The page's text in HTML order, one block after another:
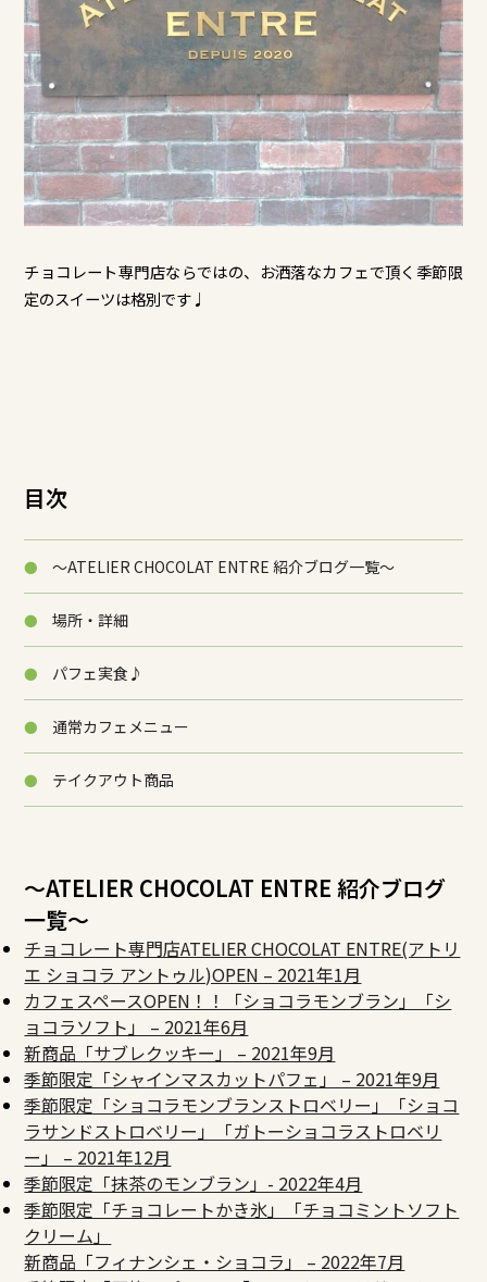
チョコレート専門店ならではの、お洒落なカフェで頂く季節限
定のスイーツは格別です♩
目次
～ATELIER CHOCOLAT ENTRE 紹介ブログ一覧～
場所・詳細
パフェ実食♪
通常カフェメニュー
テイクアウト商品
～ATELIER CHOCOLAT ENTRE 紹介ブログ
一覧～
チョコレート専門店ATELIER CHOCOLAT ENTRE(アトリ
エ ショコラ アントゥル)OPEN – 2021年1月
カフェスペースOPEN！！「ショコラモンブラン」「シ
ョコラソフト」 – 2021年6月
新商品「サブレクッキー」 – 2021年9月
季節限定「シャインマスカットパフェ」 – 2021年9月
季節限定「ショコラモンブランストロベリー」「ショコ
ラサンドストロベリー」「ガトーショコラストロベリ
ー」 – 2021年12月
季節限定「抹茶のモンブラン」- 2022年4月
季節限定「チョコレートかき氷」「チョコミントソフト
クリーム」
新商品「フィナンシェ・ショコラ」 – 2022年7月